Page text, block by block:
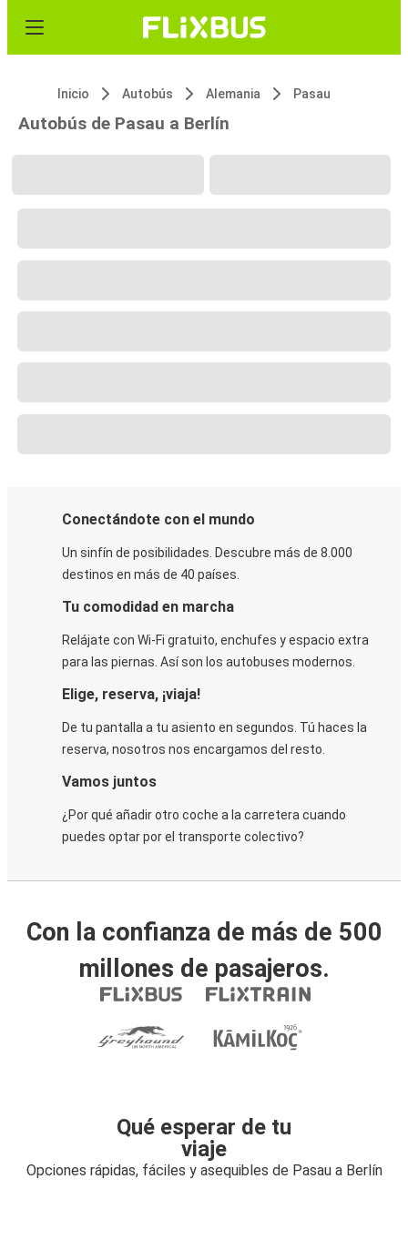
Inicio Autobús Alemania Pasau
Autobús de Pasau a Berlín
Conectándote con el mundo
Un sinfín de posibilidades. Descubre más de 8.000
destinos en más de 40 países.
Tu comodidad en marcha
Relájate con Wi-Fi gratuito, enchufes y espacio extra
para las piernas. Así son los autobuses modernos.
Elige, reserva, ¡viaja!
De tu pantalla a tu asiento en segundos. Tú haces la
reserva, nosotros nos encargamos del resto.
Vamos juntos
¿Por qué añadir otro coche a la carretera cuando
puedes optar por el transporte colectivo?
Con la confianza de más de 500
millones de pasajeros.
Qué esperar de tu
viaje
Opciones rápidas, fáciles y asequibles de Pasau a Berlín